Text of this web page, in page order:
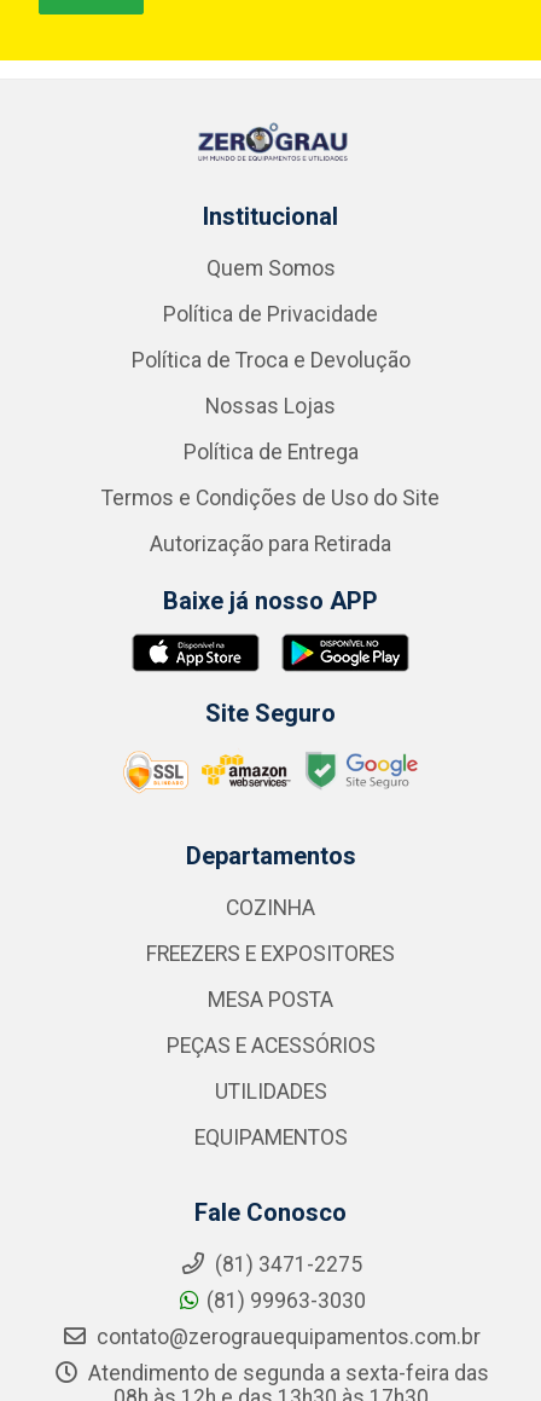
Institucional
Quem Somos
Política de Privacidade
Política de Troca e Devolução
Nossas Lojas
Política de Entrega
Termos e Condições de Uso do Site
Autorização para Retirada
Baixe já nosso APP
Site Seguro
Departamentos
COZINHA
FREEZERS E EXPOSITORES
MESA POSTA
PEÇAS E ACESSÓRIOS
UTILIDADES
EQUIPAMENTOS
Fale Conosco
(81) 3471-2275
(81) 99963-3030
contato@zerograuequipamentos.com.br
Atendimento de segunda a sexta-feira das